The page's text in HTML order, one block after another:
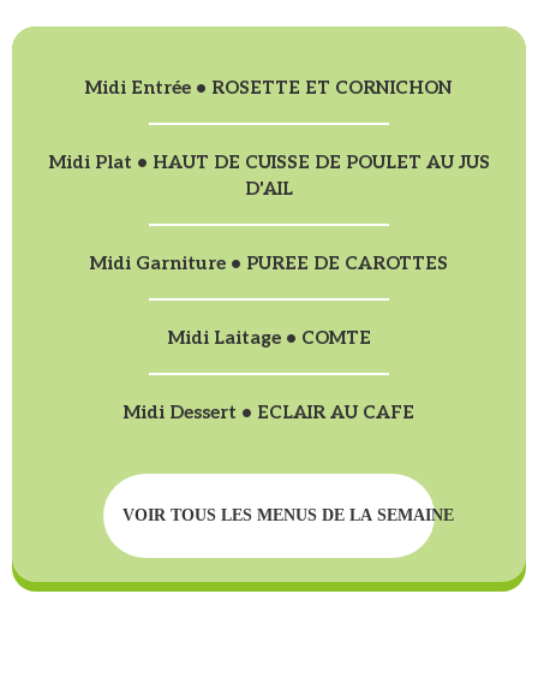
Midi Entrée • ROSETTE ET CORNICHON
Midi Plat • HAUT DE CUISSE DE POULET AU JUS
D'AIL
Midi Garniture • PUREE DE CAROTTES
Midi Laitage • COMTE
Midi Dessert • ECLAIR AU CAFE
VOIR TOUS LES MENUS DE LA SEMAINE